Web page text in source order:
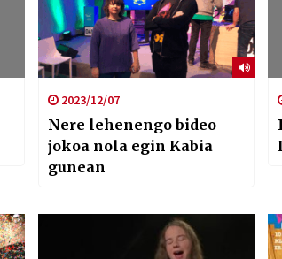
2023/12/07
Nere lehenengo bideo
jokoa nola egin Kabia
gunean